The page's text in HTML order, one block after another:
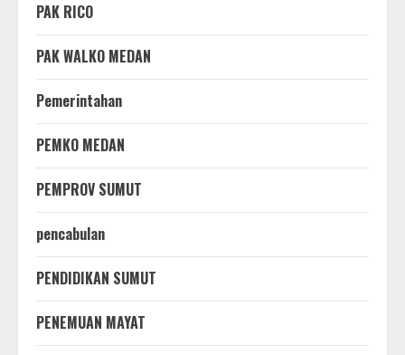
PAK RICO
PAK WALKO MEDAN
Pemerintahan
PEMKO MEDAN
PEMPROV SUMUT
pencabulan
PENDIDIKAN SUMUT
PENEMUAN MAYAT